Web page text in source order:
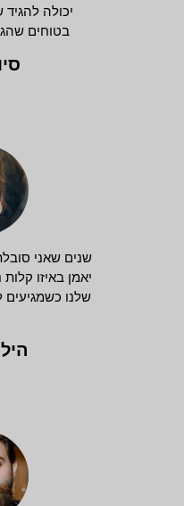
יכולה
בטוחים
שנים שאני
יאמן באיזו
שלנו כשמגיעים